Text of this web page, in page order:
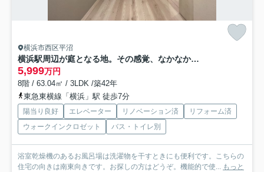
横浜市西区平沼
横浜駅周辺が庭となる地。その感覚、なかなか持てないですよね？はい、私もです。ってコトは、選ばれし人間のみが享受できるこの恩恵。部屋より楽しいかもれしれない！な、『モンテベルデ横浜』リノベーション
5,999万円
8階 / 63.04㎡ / 3LDK /築42年
東急東横線「横浜」駅 徒歩7分
陽当り良好 エレベーター リノベーション済
リフォーム済
ウォークインクロゼット
バス・トイレ別
浴室乾燥機のあるお風呂場は洗濯物を干すときにも便利です。こちらの
住宅の向きは南東向きです。お探しの方はどうぞ。機能的で使...
もっと